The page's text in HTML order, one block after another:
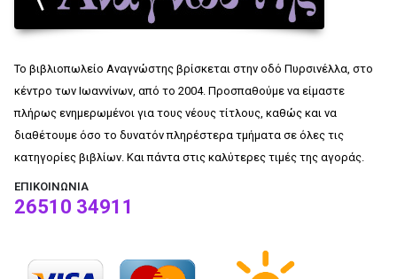
Το βιβλιοπωλείο Αναγνώστης βρίσκεται στην οδό Πυρσινέλλα, στο
κέντρο των Ιωαννίνων, από το 2004. Προσπαθούμε να είμαστε
πλήρως ενημερωμένοι για τους νέους τίτλους, καθώς και να
διαθέτουμε όσο το δυνατόν πληρέστερα τμήματα σε όλες τις
κατηγορίες βιβλίων. Και πάντα στις καλύτερες τιμές της αγοράς.
ΕΠΙΚΟΙΝΩΝΊΑ
26510 34911